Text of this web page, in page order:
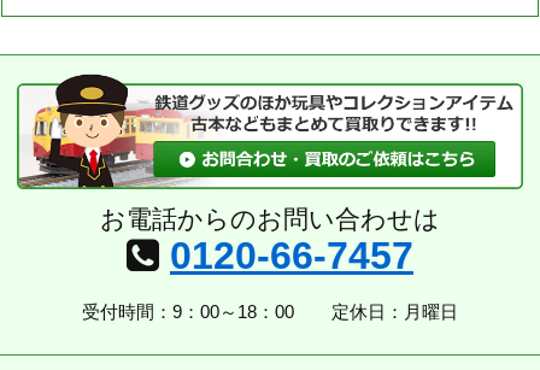
お電話からのお問い合わせは
0120-66-7457
受付時間：9：00～18：00 定休日：月曜日